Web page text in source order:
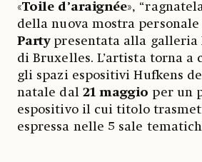
«Toile d’araignée»,
della nuova mostra
Partypresentata alla galleria
di Bruxelles. L’artista torna a
gli spazi espositivi Hufkens
natale dal 21 maggio per un
espositivo il cui titolo
espressa nelle 5 sale